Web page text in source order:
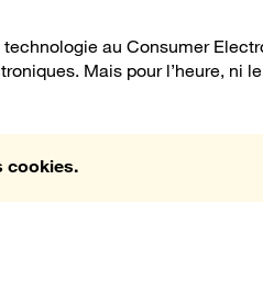
au Consumer
Mais pour l’heure, ni
cookies.